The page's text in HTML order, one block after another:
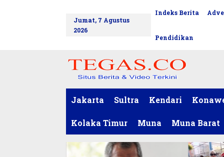
Jumat, 7 Agustus
2026
Indeks Berita
Pendidikan
Jakarta Sultra Kendari
Kolaka Timur Muna Muna Barat